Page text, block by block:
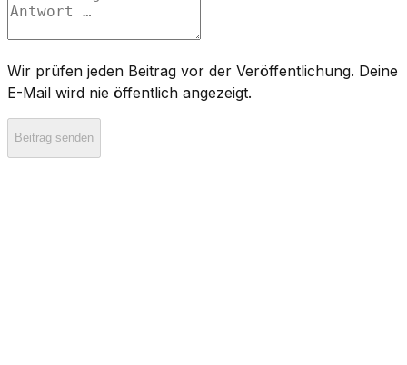
Wir prüfen jeden Beitrag vor der Veröffentlichung. Deine
E-Mail wird nie öffentlich angezeigt.
Beitrag senden